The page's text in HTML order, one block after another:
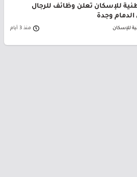
للإسكان تعلن وظائف للرجال
وجدة
للإسكان منذ 3 أيام